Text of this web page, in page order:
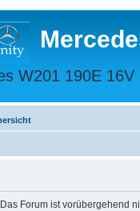
W201 190E 16V
Forum ist vorübergehend